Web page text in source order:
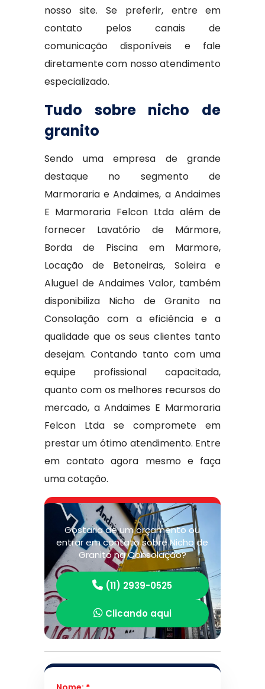
nosso site. Se preferir, entre em
contato pelos canais de
comunicação disponíveis e fale
diretamente com nosso atendimento
especializado.
Tudo sobre nicho de
granito
Sendo uma empresa de grande
destaque no segmento de
Marmoraria e Andaimes, a Andaimes
E Marmoraria Felcon Ltda além de
fornecer Lavatório de Mármore,
Borda de Piscina em Marmore,
Locação de Betoneiras, Soleira e
Aluguel de Andaimes Valor, também
disponibiliza Nicho de Granito na
Consolação com a eficiência e a
qualidade que os seus clientes tanto
desejam. Contando tanto com uma
equipe profissional capacitada,
quanto com os melhores recursos do
mercado, a Andaimes E Marmoraria
Felcon Ltda se compromete em
prestar um ótimo atendimento. Entre
em contato agora mesmo e faça
uma cotação.
Gostaria de um orçamento ou
entrar em contato sobre Nicho de
Granito na Consolação?
(11) 2939-0525
Clicando aqui